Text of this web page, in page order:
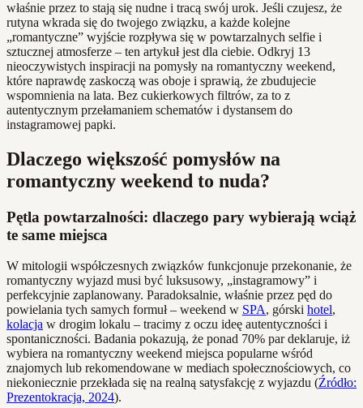
właśnie przez to stają się nudne i tracą swój urok. Jeśli czujesz, że
rutyna wkrada się do twojego związku, a każde kolejne
„romantyczne” wyjście rozpływa się w powtarzalnych selfie i
sztucznej atmosferze – ten artykuł jest dla ciebie. Odkryj 13
nieoczywistych inspiracji na pomysły na romantyczny weekend,
które naprawdę zaskoczą was oboje i sprawią, że zbudujecie
wspomnienia na lata. Bez cukierkowych filtrów, za to z
autentycznym przełamaniem schematów i dystansem do
instagramowej papki.
Dlaczego większość pomysłów na
romantyczny weekend to nuda?
Pętla powtarzalności: dlaczego pary wybierają wciąż
te same miejsca
W mitologii współczesnych związków funkcjonuje przekonanie, że
romantyczny wyjazd musi być luksusowy, „instagramowy” i
perfekcyjnie zaplanowany. Paradoksalnie, właśnie przez pęd do
powielania tych samych formuł – weekend w SPA, górski hotel,
kolacja w drogim lokalu – tracimy z oczu ideę autentyczności i
spontaniczności. Badania pokazują, że ponad 70% par deklaruje, iż
wybiera na romantyczny weekend miejsca popularne wśród
znajomych lub rekomendowane w mediach społecznościowych, co
niekoniecznie przekłada się na realną satysfakcję z wyjazdu (Źródło:
Prezentokracja, 2024).